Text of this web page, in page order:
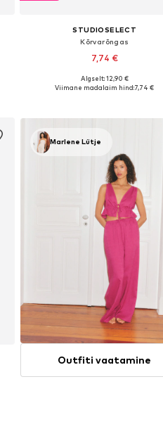
STUDIOSELECT
Kõrvarõngas
7,74 €
Saadaolevad suurused: One Size
Algselt: 12,90 €
Viimane madalaim hind:7,74 €
Marlene Lütje
Outfiti vaatamine